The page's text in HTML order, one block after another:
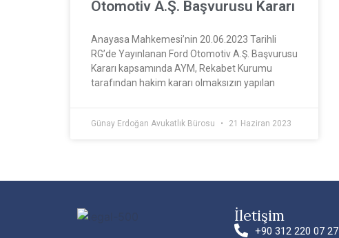
Otomotiv A.Ş. Başvurusu Kararı
Anayasa Mahkemesi’nin 20.06.2023 Tarihli
RG’de Yayınlanan Ford Otomotiv A.Ş. Başvurusu
Kararı kapsamında AYM, Rekabet Kurumu
tarafından hakim kararı olmaksızın yapılan
Günay Erdoğan Avukatlık Bürosu 21 Haziran 2023
İletişim
+90 312 220 07 27